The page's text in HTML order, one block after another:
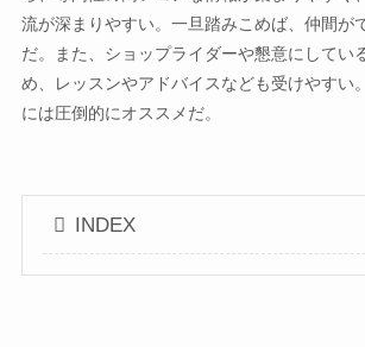
流が深まりやすい。一旦踏みこめば、仲間が
だ。また、ショップライダーや懇意にしてい
め、レッスンやアドバイスなども受けやすい
には圧倒的にオススメだ。
INDEX